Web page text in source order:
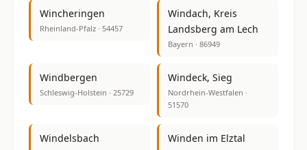
Wincheringen
Rheinland-Pfalz · 54457
Windach, Kreis
Landsberg am Lech
Bayern · 86949
Windbergen
Schleswig-Holstein · 25729
Windeck, Sieg
Nordrhein-Westfalen ·
51570
Windelsbach Winden im Elztal